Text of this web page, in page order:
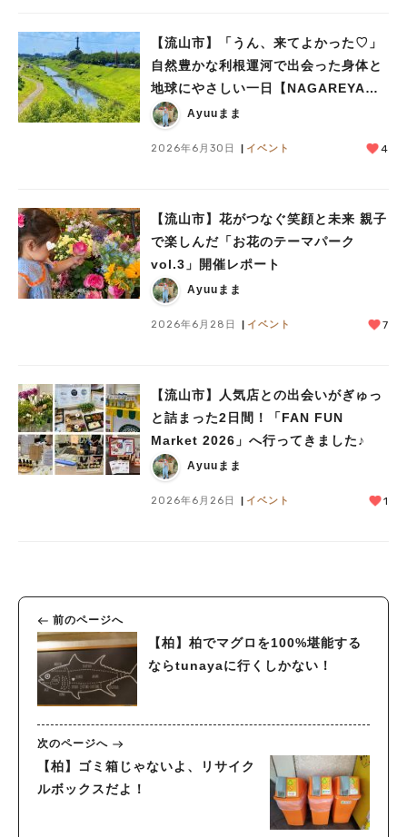
【流山市】「うん、来てよかった♡」
自然豊かな利根運河で出会った身体と
地球にやさしい一日【NAGAREYAMA
Earthing Market®︎】レポート
Ayuuまま
2026年6月30日 イベント 4
【流山市】花がつなぐ笑顔と未来 親子
で楽しんだ「お花のテーマパーク
vol.3」開催レポート
Ayuuまま
2026年6月28日 イベント 7
【流山市】人気店との出会いがぎゅっ
と詰まった2日間！「FAN FUN
Market 2026」へ行ってきました♪
Ayuuまま
2026年6月26日 イベント 1
前のページへ
【柏】柏でマグロを100%堪能する
ならtunayaに行くしかない！
次のページへ
【柏】ゴミ箱じゃないよ、リサイク
ルボックスだよ！